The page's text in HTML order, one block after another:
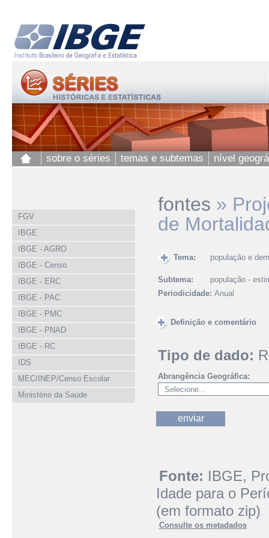
sobre o séries temas e subtemas nível
FGV
IBGE
IBGE - AGRO
IBGE - Censo
IBGE - ERC
IBGE - PAC
IBGE - PMC
IBGE - PNAD
IBGE - RC
IDS
MEC/INEP/Censo Escolar
Ministério da Saúde
fontes »
de
Tema: população e
Subtema:
população -
Periodicidade: Anual
Definição e comentário
Tipo de dado:
Abrangência Geográfica:
Fonte: IBGE,
Idade para o
(em formato zip)
Consulte os metadados